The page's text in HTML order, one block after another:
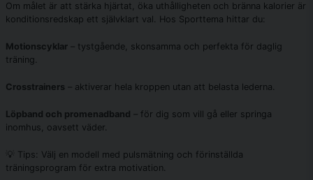
Om målet är att stärka hjärtat, öka uthålligheten och bränna kalorier är
konditionsredskap ett självklart val. Hos Sporttema hittar du:
Motionscyklar – tystgående, skonsamma och perfekta för daglig
träning.
Crosstrainers – aktiverar hela kroppen utan att belasta lederna.
Löpband och promenadband
– för dig som vill gå eller springa
inomhus, oavsett väder.
💡 Tips: Välj en modell med pulsmätning och förinställda
träningsprogram för extra motivation.